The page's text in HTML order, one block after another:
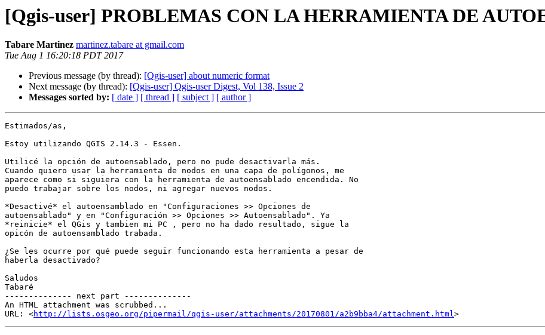
[Qgis-user] PROBLEMAS CON LA HERRAMIENTA DE
Tabare Martinez martinez.tabare at gmail.com
Tue Aug 1 16:20:18 PDT 2017
Previous message (by thread): [Qgis-user] about numeric format
Next message (by thread): [Qgis-user] Qgis-user Digest, Vol 138, Issue 2
Messages sorted by: [ date ] [ thread ] [ subject ] [ author ]
Estimados/as,
Estoy utilizando QGIS 2.14.3 - Essen.
Utilicé la opción de autoensablado, pero no pude desactivarla más.
Cuando quiero usar la herramienta de nodos en una capa de polígonos, me
aparece como si siguiera con la herramienta de autoensablado encendida. No
puedo trabajar sobre los nodos, ni agregar nuevos nodos.
*Desactivé* el autoensamblado en "Configuraciones >> Opciones de
autoensablado" y en "Configuración >> Opciones >> Autoensablado". Ya
*reinicie* el QGis y tambien mi PC , pero no ha dado resultado, sigue la
opicón de autoensamblado trabada.
¿Se les ocurre por qué puede seguir funcionando esta herramienta a pesar de
haberla desactivado?
Saludos
Tabaré
-------------- next part --------------
An HTML attachment was scrubbed...
URL: <http://lists.osgeo.org/pipermail/qgis-user/attachments/20170801/a2b9bba4/attachment.html